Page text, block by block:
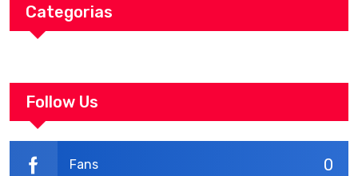
Categorias
Follow Us
0
Fans